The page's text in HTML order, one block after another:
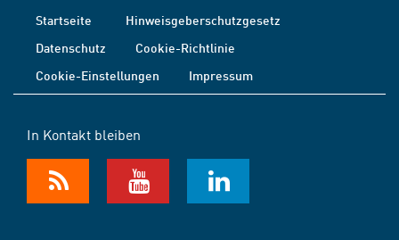
Startseite
Hinweisgeberschutzgesetz
Datenschutz
Cookie-Richtlinie
Cookie-Einstellungen
Impressum
In Kontakt bleiben